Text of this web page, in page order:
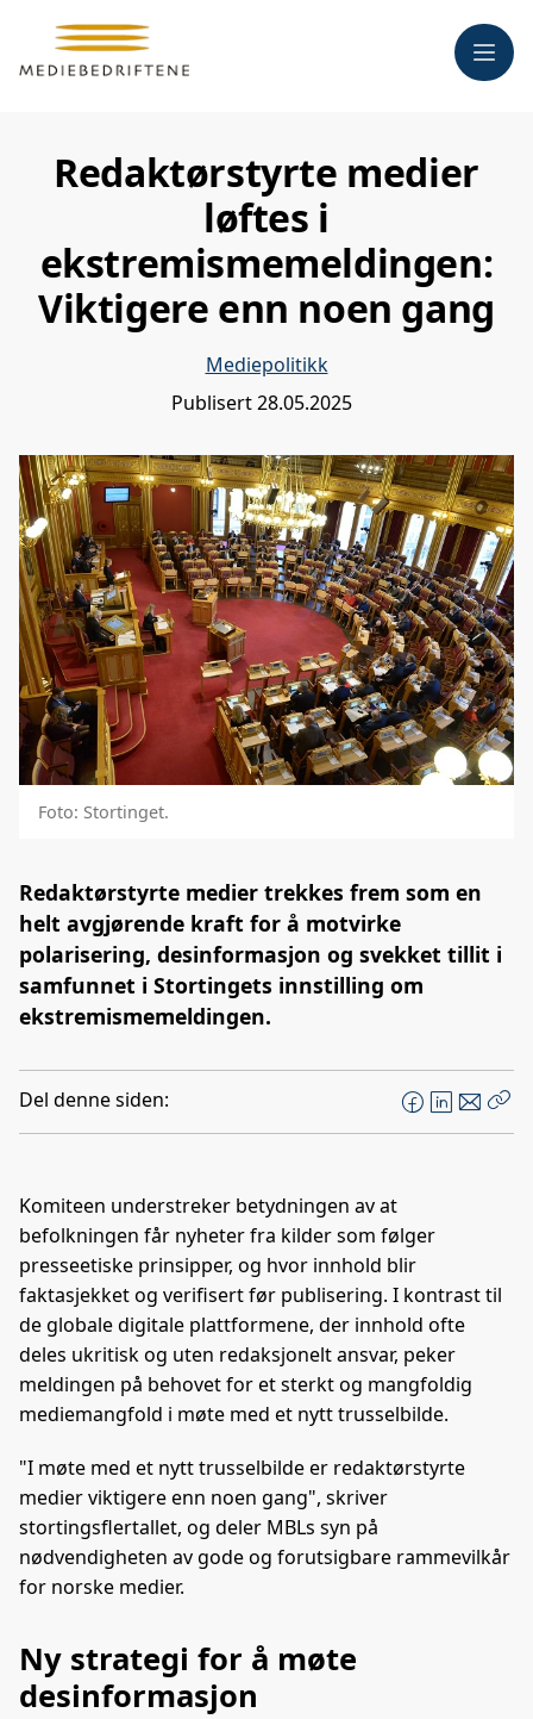
Meny
Redaktørstyrte medier
løftes i
ekstremismemeldingen:
Viktigere enn noen gang
Mediepolitikk
Publisert28.05.2025
Foto: Stortinget.
Redaktørstyrte medier trekkes frem som en
helt avgjørende kraft for å motvirke
polarisering, desinformasjon og svekket tillit i
samfunnet i Stortingets innstilling om
ekstremismemeldingen.
Del denne siden:
F
b
o
o
k
L
e
I
n
E
Komiteen understreker betydningen av at
befolkningen får nyheter fra kilder som følger
presseetiske prinsipper, og hvor innhold blir
faktasjekket og verifisert før publisering. I kontrast til
de globale digitale plattformene, der innhold ofte
deles ukritisk og uten redaksjonelt ansvar, peker
meldingen på behovet for et sterkt og mangfoldig
mediemangfold i møte med et nytt trusselbilde.
"I møte med et nytt trusselbilde er redaktørstyrte
medier viktigere enn noen gang", skriver
stortingsflertallet, og deler MBLs syn på
nødvendigheten av gode og forutsigbare rammevilkår
for norske medier.
Ny strategi for å møte
desinformasjon